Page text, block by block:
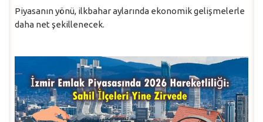
Piyasanın yönü, ilkbahar aylarında ekonomik gelişmelerle
daha net şekillenecek.